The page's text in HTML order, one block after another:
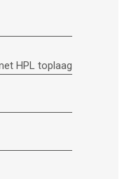
HPL toplaag